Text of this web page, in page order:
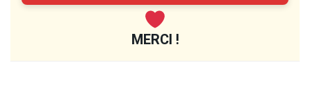
MERCI !